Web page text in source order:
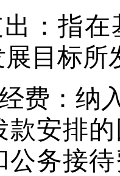
：指
目标所
费：纳
款安排
公务接